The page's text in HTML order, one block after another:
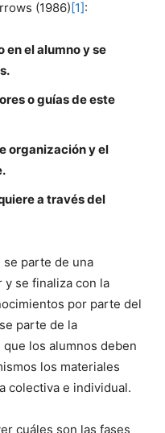
(1986)[1]:
en el alumno y se
o guías de este
organización y el
a través del
se parte de una
se finaliza con la
por parte del
parte de la
los alumnos deben
los materiales
colectiva e individual.
cuáles son las fases